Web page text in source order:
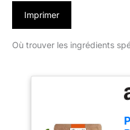
Imprimer
Où trouver les ingrédients